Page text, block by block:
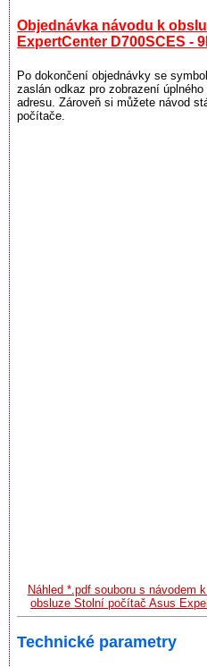
Objednávka návodu k
ExpertCenter D700SCES -
Po dokončení objednávky se
zaslán odkaz pro zobrazení
adresu. Zároveň si můžete návod
počítače.
Náhled *.pdf souboru s návodem
obsluze Stolní počítač Asus
Technické parametry